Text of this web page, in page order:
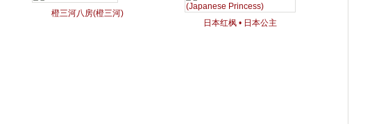
橙三河八房(橙三河)
日本红枫 • 日本公主